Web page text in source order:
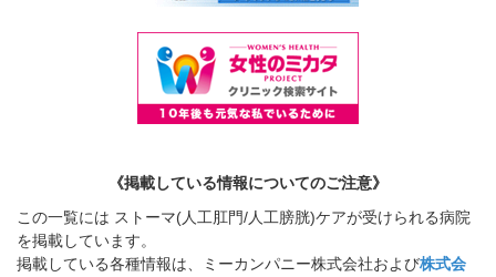
《掲載している情報についてのご注意》
この一覧には ストーマ(人工肛門/人工膀胱)ケアが受けられる病院
を掲載しています。
掲載している各種情報は、ミーカンパニー株式会社および株式会